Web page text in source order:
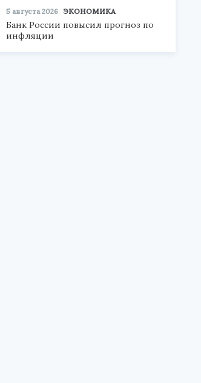
5 августа 2026 ЭКОНОМИКА
Банк России повысил прогноз по
инфляции